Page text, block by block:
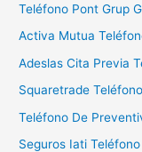
Teléfono Pont Grup
Activa Mutua
Adeslas Cita Previa
Squaretrade Teléfono
Teléfono De
Seguros Iati Teléfono